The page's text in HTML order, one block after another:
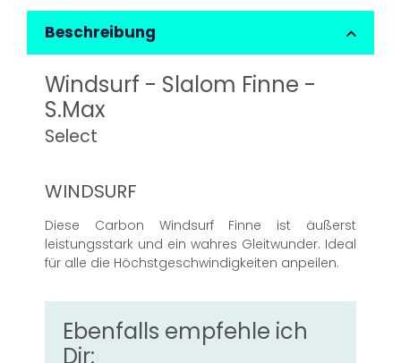
Beschreibung
Windsurf - Slalom Finne -
S.Max
Select
WINDSURF
Diese Carbon Windsurf Finne ist äußerst
leistungsstark und ein wahres Gleitwunder. Ideal
für alle die Höchstgeschwindigkeiten anpeilen.
Ebenfalls empfehle ich
Dir: